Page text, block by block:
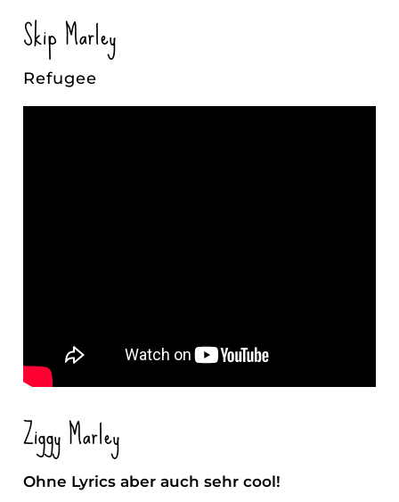
Skip Marley
Refugee
Ziggy Marley
Ohne Lyrics aber auch sehr cool!